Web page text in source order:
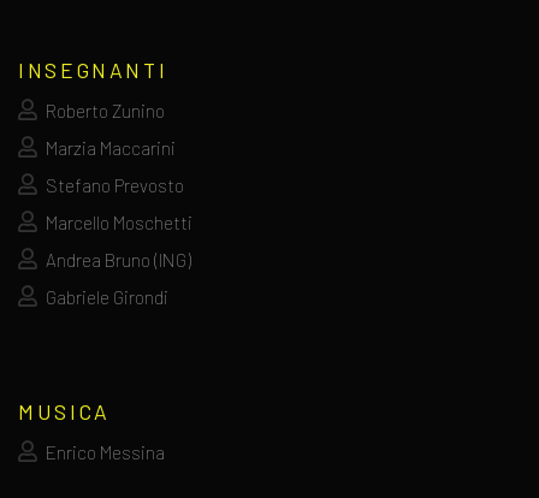
INSEGNANTI
Roberto Zunino
Marzia Maccarini
Stefano Prevosto
Marcello Moschetti
Andrea Bruno (ING)
Gabriele Girondi
MUSICA
Enrico Messina